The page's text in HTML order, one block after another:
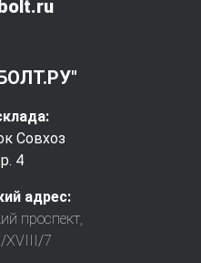
Совхоз
4
адрес:
проспект,
7